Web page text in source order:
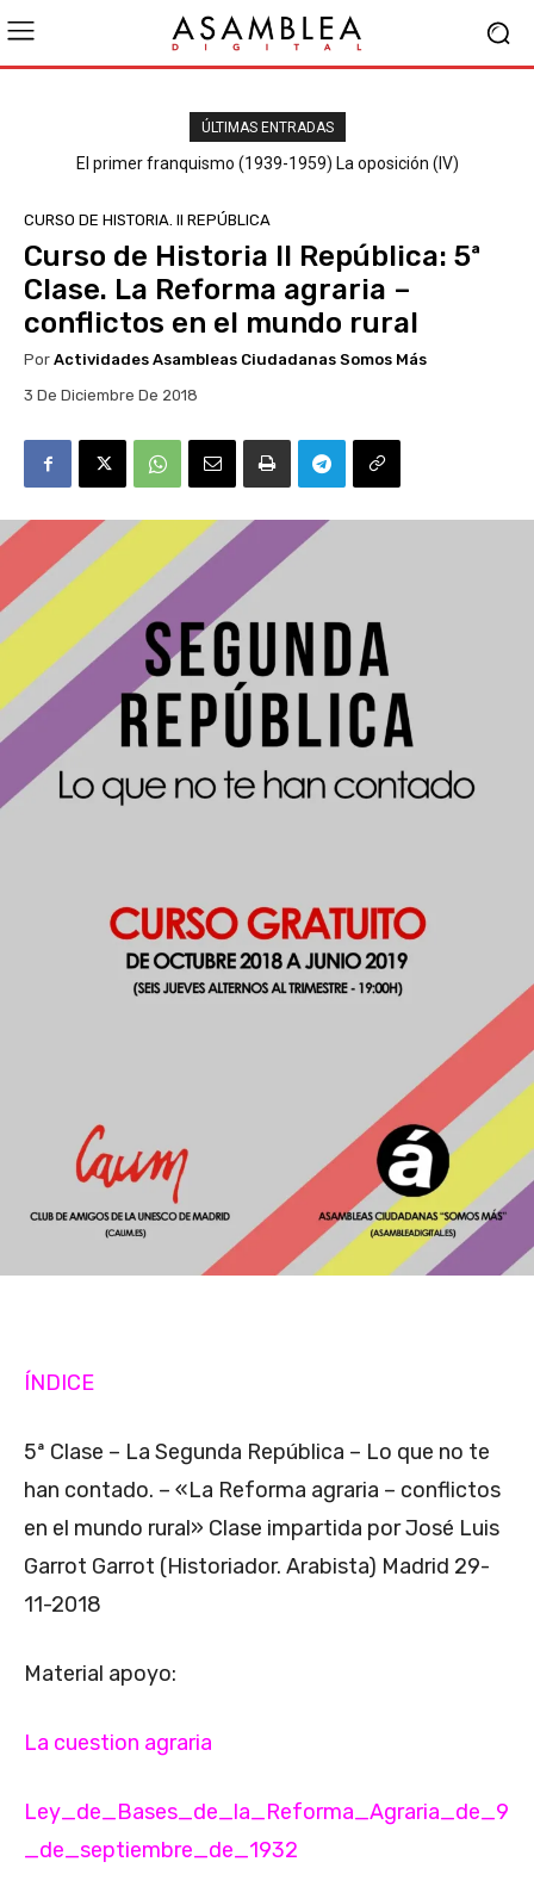
ÚLTIMAS ENTRADAS
El primer franquismo (1939-1959) La oposición (IV)
El primer franquismo (1939-1959) La oposición (III) El PSOE
CURSO DE HISTORIA. II REPÚBLICA
Curso de Historia II República: 5ª
Clase. La Reforma agraria –
conflictos en el mundo rural
Por Actividades Asambleas Ciudadanas Somos Más
3 De Diciembre De 2018
ÍNDICE
5ª Clase – La Segunda República – Lo que no te
han contado. – «La Reforma agraria – conflictos
en el mundo rural» Clase impartida por José Luis
Garrot Garrot (Historiador. Arabista) Madrid 29-
11-2018
Material apoyo:
La cuestion agraria
Ley_de_Bases_de_la_Reforma_Agraria_de_9
_de_septiembre_de_1932